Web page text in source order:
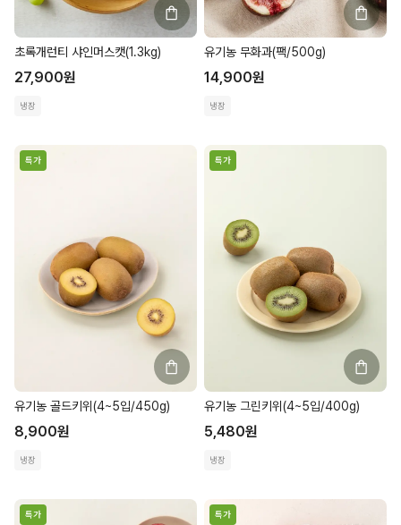
초록개런티 샤인머스캣(1.3kg)
27,900원
냉장
유기농 무화과(팩/500g)
14,900원
냉장
특가
유기농 골드키위(4~5입/450g)
8,900원
냉장
특가
유기농 그린키위(4~5입/400g)
5,480원
냉장
특가 특가